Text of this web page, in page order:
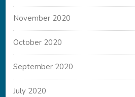
November 2020
October 2020
September 2020
July 2020